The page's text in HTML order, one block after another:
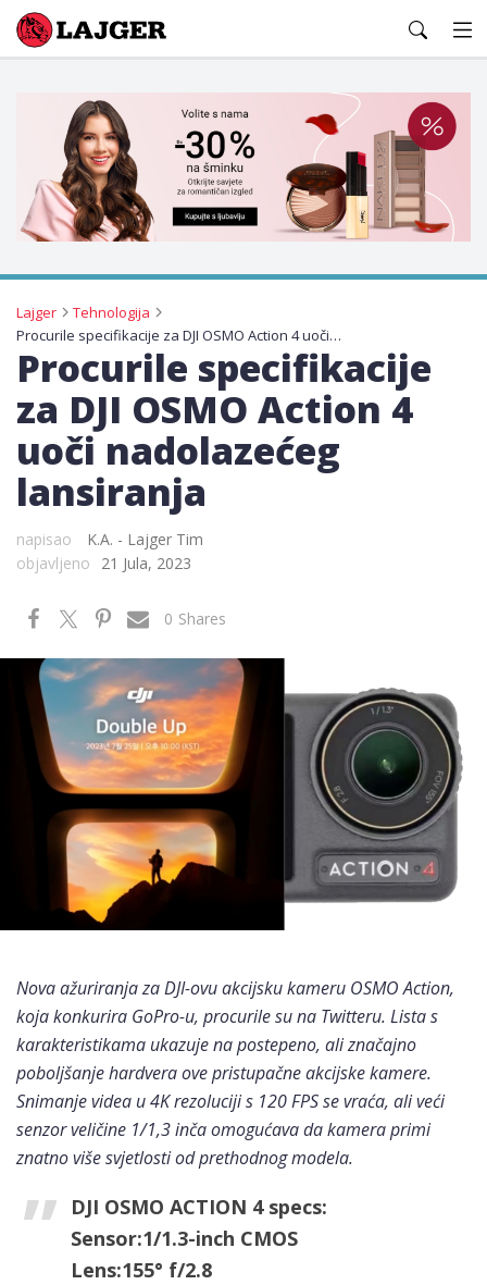
Lajger
Lajger
Tehnologija
Procurile specifikacije za DJI OSMO Action 4 uoči nadolazećeg lansiranja
Procurile specifikacije
za DJI OSMO Action 4
uoči nadolazećeg
lansiranja
napisao
K.A. - Lajger Tim
objavljeno
21 Jula, 2023
Shares
0
Nova ažuriranja za DJI-ovu akcijsku kameru OSMO Action,
koja konkurira GoPro-u, procurile su na Twitteru. Lista s
karakteristikama ukazuje na postepeno, ali značajno
poboljšanje hardvera ove pristupačne akcijske kamere.
Snimanje videa u 4K rezoluciji s 120 FPS se vraća, ali veći
senzor veličine 1/1,3 inča omogućava da kamera primi
znatno više svjetlosti od prethodnog modela.
DJI OSMO ACTION 4 specs:
Sensor:1/1.3-inch CMOS
Lens:155° f/2.8